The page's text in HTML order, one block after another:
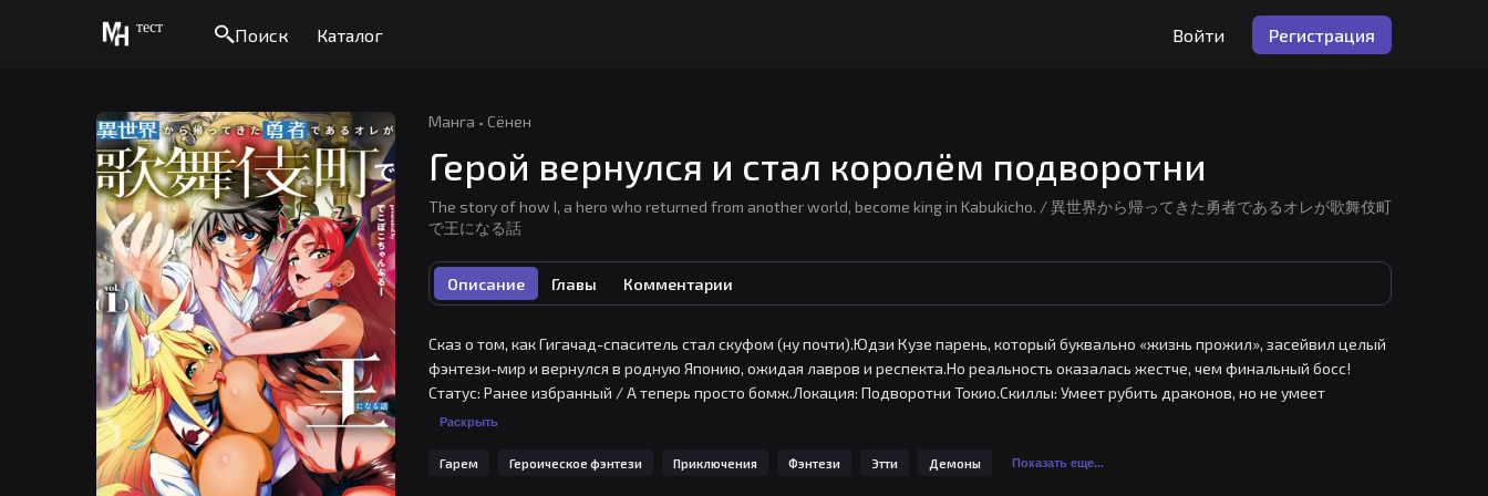
тест Поиск Каталог Войти Регистрация
Манга · Сёнен
Герой вернулся и стал королём подворотни
The story of how I, a hero who returned from another world, become king in Kabukicho. / 異世界から帰ってきた勇者であるオレが歌舞伎町
で王になる話
Описание Главы Комментарии
Сказ о том, как Гигачад-спаситель стал скуфом (ну почти).Юдзи Кузе парень, который буквально «жизнь прожил», засейвил целый
фэнтези-мир и вернулся в родную Японию, ожидая лавров и респекта.Но реальность оказалась жестче, чем финальный босс!
Статус: Ранее избранный / А теперь просто бомж.Локация: Подворотни Токио.Скиллы: Умеет рубить драконов, но не умеет
оплачивать коммуналку и заполнять резюме в «Пятерочку».Когда Юдзи уже всерьез приуныл и решил, что пора самовыпилиться
случается... что? А хрен его знает, сами узнаете!
Раскрыть
Гарем Героическое фэнтези Приключения Фэнтези Этти Демоны Показать еще...